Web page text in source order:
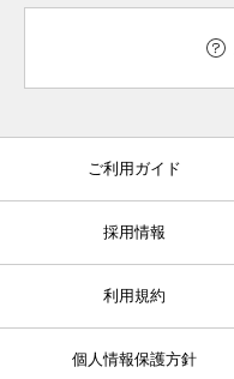
ご利用ガイド
採用情報
利用規約
個人情報保護方針